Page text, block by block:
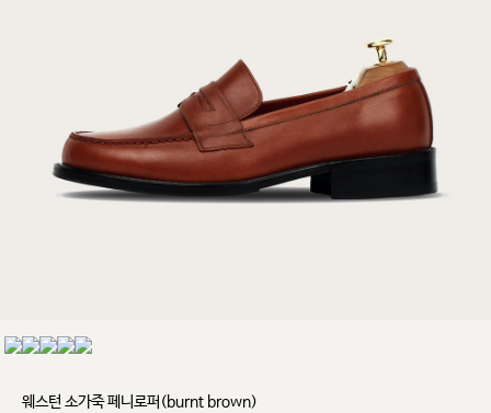
웨스턴 소가죽 페니로퍼(burnt brown)